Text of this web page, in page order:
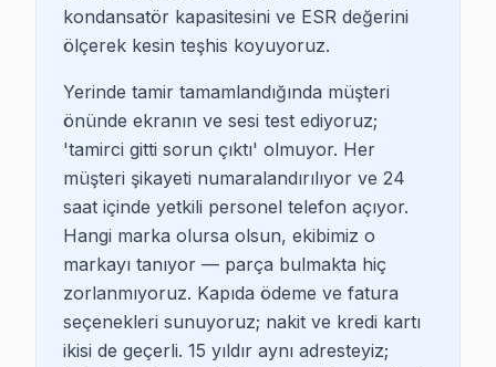
Grundig TV’leri tercih eden Ataşehir sakinleri,
Panasonic TV kullanıcıları, genellikle yüksek
Ataşehir TCL TV Servis
TCL TV sahipleri, genellikle uygun fiyat ve yüksek
Ataşehir Mahallelerinde TV Servis Kapsamı
Aşık Veysel
Aşık Veysel Mahallesi, modern konut kompleksleri
kondansatör kapasitesini ve ESR değerini
ölçerek kesin teşhis koyuyoruz.
Yerinde tamir tamamlandığında müşteri
önünde ekranın ve sesi test ediyoruz;
'tamirci gitti sorun çıktı' olmuyor. Her
müşteri şikayeti numaralandırılıyor ve 24
saat içinde yetkili personel telefon açıyor.
Hangi marka olursa olsun, ekibimiz o
markayı tanıyor — parça bulmakta hiç
zorlanmıyoruz. Kapıda ödeme ve fatura
seçenekleri sunuyoruz; nakit ve kredi kartı
ikisi de geçerli. 15 yıldır aynı adresteyiz;